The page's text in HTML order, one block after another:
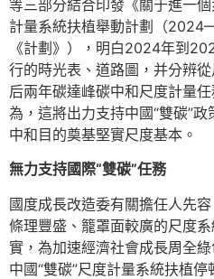
等三部分結合印發《關于進一
計量系統扶植舉動計劃（
《計劃》），明白2024年到
行的時光表、道路圖，并分辨
后兩年碳達峰碳中和尺度計量
為，這將出力支持中國“雙碳”
中和目的奠基堅實尺度基本。
無力支持國際“雙碳”任務
國度成長改造委有關擔任人先
條理豐盛、籠罩面較廣的尺度
實，為加速經濟社會成長周全
中國“雙碳”尺度計量系統扶植